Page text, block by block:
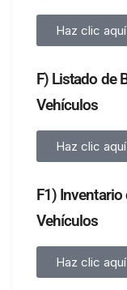
Haz clic aquí
F) Listado de
Vehículos
Haz clic aquí
F1)
Vehículos
Haz clic aquí